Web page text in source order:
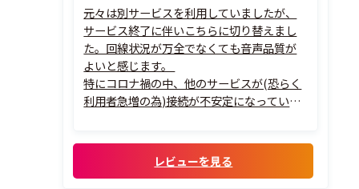
元々は別サービスを利用していましたが、
サービス終了に伴いこちらに切り替えまし
た。回線状況が万全でなくても音声品質が
よいと感じます。
特にコロナ禍の中、他のサービスが(恐らく
利用者急増の為)接続が不安定になっている
レビューを見る